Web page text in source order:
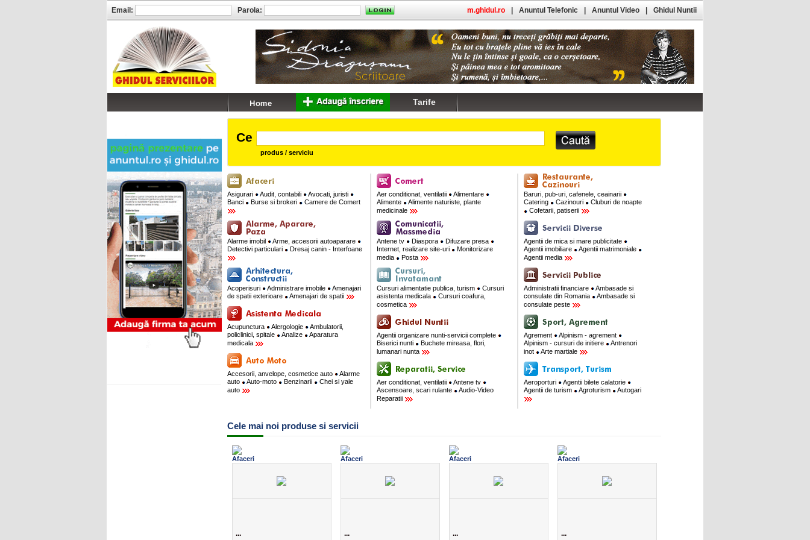
Ce
produs / serviciu
Asigurari Audit, contabili Avocati, juristi
Banci Burse si brokeri Camere de Comert
Alarme imobil Arme, accesorii autoaparare
Detectivi particulari Dresaj canin - Interfoane
Acoperisuri Administrare imobile Amenajari
de spatii exterioare Amenajari de spatii
Acupunctura Alergologie Ambulatorii,
policlinici, spitale Analize
Aparatura
medicala
Accesorii, anvelope, cosmetice auto Alarme
auto Auto-moto Benzinarii
Chei si yale
auto
Aer conditionat, ventilatii Alimentare
Alimente
Alimente naturiste, plante
medicinale
Antene tv Diaspora Difuzare presa
Internet, realizare site-uri
Monitorizare
media
Posta
Cursuri alimentatie publica, turism Cursuri
asistenta medicala
Cursuri coafura,
cosmetica
Agentii organizare nunti-servicii complete
Biserici nunti
Buchete mireasa, flori,
lumanari nunta
Aer conditionat, ventilatii Antene tv
Ascensoare, scari rulante
Audio-Video
Reparatii
Baruri, pub-uri, cafenele, ceainarii
Catering Cazinouri
Cluburi de noapte
Cofetarii, patiserii
Agentii de mica si mare publicitate
Agentii imobiliare
Agentii matrimoniale
Agentii media
Administratii financiare Ambasade si
consulate din Romania
Ambasade si
consulate peste
Agrement Alpinism - agrement
Alpinism - cursuri de initiere
Antrenori
inot
Arte martiale
Aeroporturi Agentii bilete calatorie
Agentii de turism Agroturism Autogari
Cele mai noi produse si servicii
... ... ... ...
Email: Parola: m.ghidul.ro Anuntul Telefonic Anuntul Video Ghidul Nuntii
Tarife